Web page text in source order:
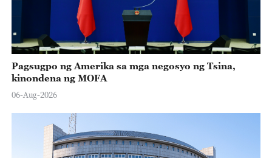
Pagsugpo ng Amerika sa mga negosyo ng Tsina,
kinondena ng MOFA
06-Aug-2026